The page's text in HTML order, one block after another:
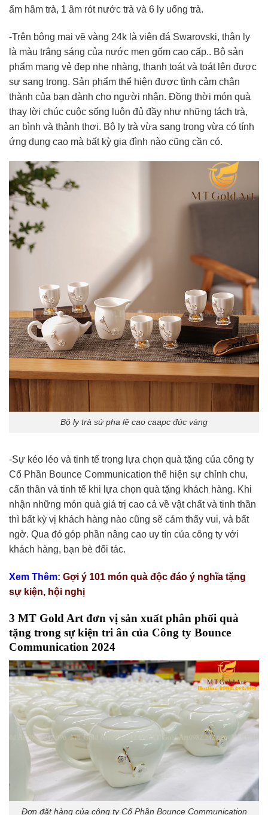
ấm hâm trà, 1 âm rót nước trà và 6 ly uống trà.
-Trên bông mai vẽ vàng 24k là viên đá Swarovski, thân ly
là màu trắng sáng của nước men gốm cao cấp.. Bộ sản
phẩm mang vẻ đẹp nhẹ nhàng, thanh toát và toát lên được
sự sang trọng. Sản phẩm thể hiện được tình cảm chân
thành của bạn dành cho người nhận. Đồng thời món quà
thay lời chúc cuộc sống luôn đủ đầy như những tách trà,
an bình và thảnh thơi. Bộ ly trà vừa sang trọng vừa có tính
ứng dụng cao mà bất kỳ gia đình nào cũng cần có.
Bộ ly trà sứ pha lê cao caapc đúc vàng
-Sự kéo léo và tinh tế trong lựa chọn quà tặng của công ty
Cổ Phần Bounce Communication thể hiện sự chỉnh chu,
cẩn thân và tinh tế khi lựa chọn quà tặng khách hàng. Khi
nhận những món quà giá trị cao cả về vật chất và tinh thần
thì bất kỳ vị khách hàng nào cũng sẽ cảm thấy vui, và bất
ngờ. Qua đó góp phần nâng cao uy tín của công ty với
khách hàng, bạn bè đối tác.
Xem Thêm: Gợi ý 101 món quà độc đáo ý nghĩa tặng
sự kiện, hội nghị
3 MT Gold Art đơn vị sản xuất phân phối quà
tặng trong sự kiện tri ân của Công ty Bounce
Communication 2024
Đơn đặt hàng của công ty Cổ Phần Bounce Communication